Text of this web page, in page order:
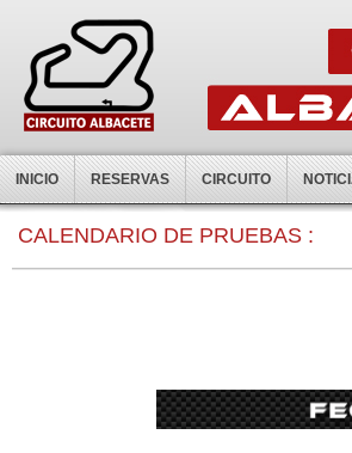
INICIO RESERVAS CIRCUITO
CALENDARIO DE PRUEBAS :
0:00